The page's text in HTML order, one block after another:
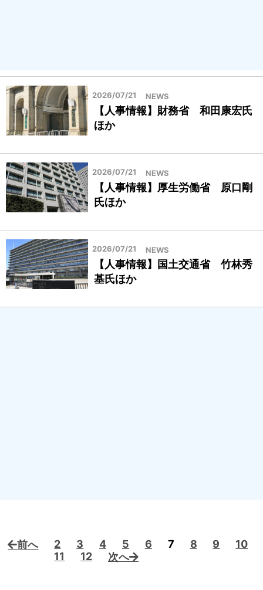
2026/07/21 NEWS
【人事情報】財務省 和田康宏氏
ほか
2026/07/21 NEWS
【人事情報】厚生労働省 原口剛
氏ほか
2026/07/21 NEWS
【人事情報】国土交通省 竹林秀
基氏ほか
前へ 2 3 4 5 6 7 8 9
10
11
12 次へ